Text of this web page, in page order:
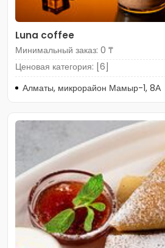
Luna coffee
Минимальный заказ: 0 ₸
Ценовая категория: [6]
Алматы, микрорайон Мамыр-1, 8А